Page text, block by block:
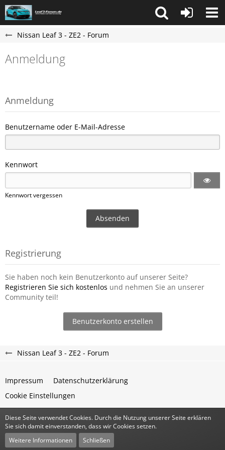
Nissan Leaf 3 - ZE2 - Forum
Anmeldung
Anmeldung
Benutzername oder E-Mail-Adresse
Kennwort
Kennwort vergessen
Registrierung
Sie haben noch kein Benutzerkonto auf unserer Seite?
Registrieren Sie sich kostenlos und nehmen Sie an unserer
Community teil!
Benutzerkonto erstellen
Nissan Leaf 3 - ZE2 - Forum
Impressum
Datenschutzerklärung
Cookie Einstellungen
Community-Software:WoltLab Suite™
Stil:Classicvon
Diese Seite verwendet Cookies. Durch die Nutzung unserer Seite erklären
Sie sich damit einverstanden, dass wir Cookies setzen.
Weitere Informationen
Schließen